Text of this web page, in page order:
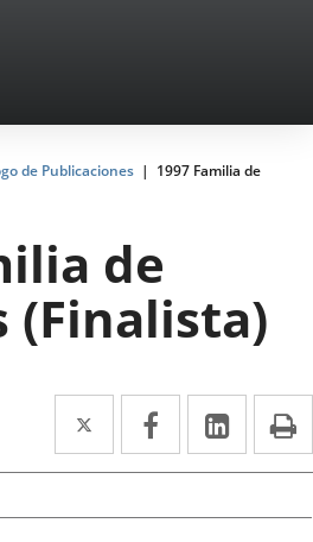
de Publicaciones
1997 Familia de
de
(Finalista)
Twitter
Enlace
a
Facebook
Enlace
a
Enlace
a